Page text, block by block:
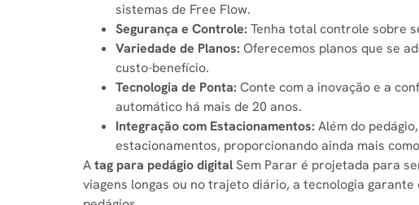
sistemas de Free Flow.
Segurança e Controle: Tenha total controle sobre
Variedade de Planos: Oferecemos planos que se
custo-benefício.
Tecnologia de Ponta: Conte com a inovação e a
automático há mais de 20 anos.
Integração com Estacionamentos: Além do
estacionamentos, proporcionando ainda mais
Atag para pedágio digitalSem Parar é projetada para
viagens longas ou no trajeto diário, a tecnologia